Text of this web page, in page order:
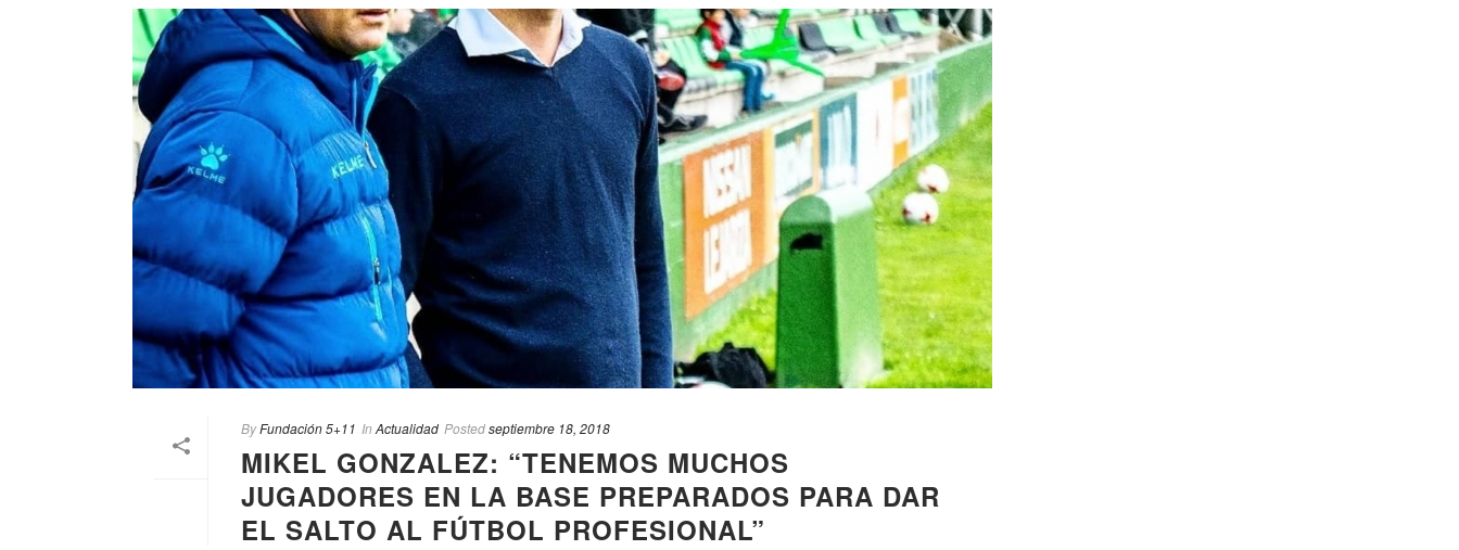
ByFundación 5+11 In Actualidad Postedseptiembre 18, 2018
MIKEL GONZALEZ: “TENEMOS MUCHOS
JUGADORES EN LA BASE PREPARADOS PARA DAR
EL SALTO AL FÚTBOL PROFESIONAL”